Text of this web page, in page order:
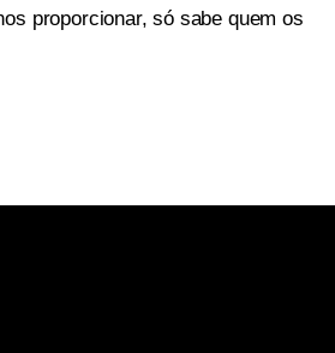
proporcionar, só sabe quem os